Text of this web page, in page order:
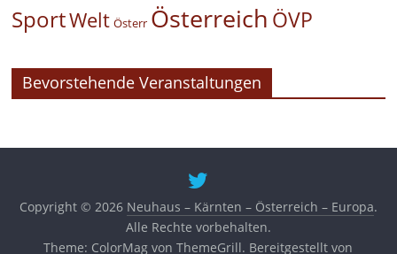
SportWelt Österr Österreich ÖVP
Bevorstehende Veranstaltungen
Copyright © 2026 Neuhaus – Kärnten – Österreich – Europa.
Alle Rechte vorbehalten.
Theme: ColorMag von ThemeGrill. Bereitgestellt von